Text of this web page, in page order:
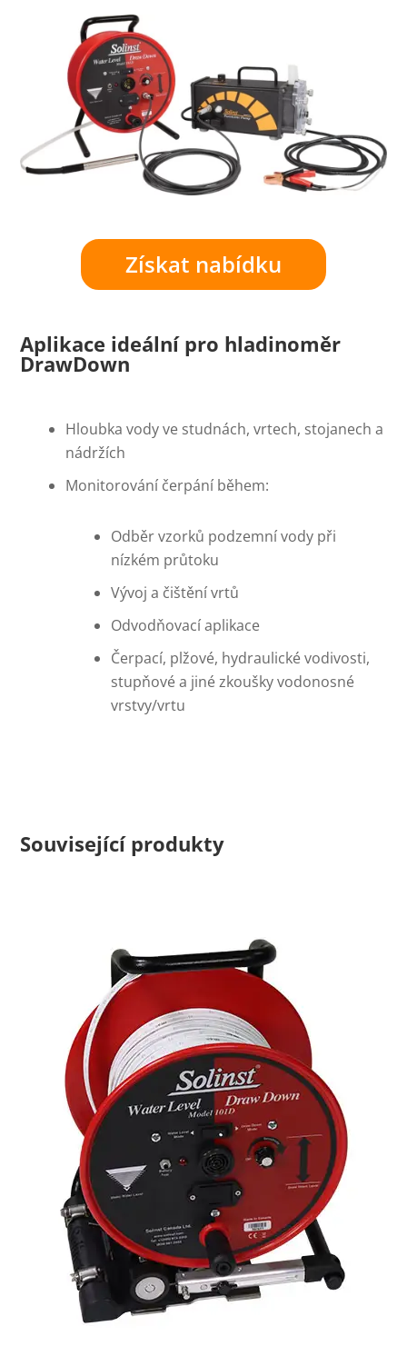
Získat nabídku
Aplikace ideální pro hladinoměr
DrawDown
Hloubka vody ve studnách, vrtech, stojanech a
nádržích
Monitorování čerpání během:
Odběr vzorků podzemní vody při
nízkém průtoku
Vývoj a čištění vrtů
Odvodňovací aplikace
Čerpací, plžové, hydraulické vodivosti,
stupňové a jiné zkoušky vodonosné
vrstvy/vrtu
Související produkty